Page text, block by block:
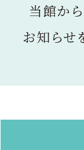
当館か
お知らせ